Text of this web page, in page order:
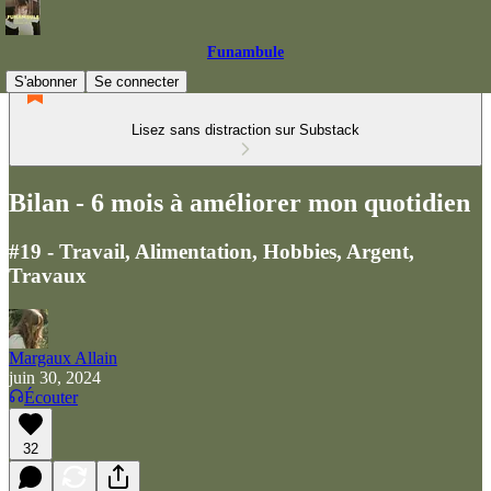
Funambule
S'abonner
Se connecter
Lisez sans distraction sur Substack
Bilan - 6 mois à améliorer mon quotidien
#19 - Travail, Alimentation, Hobbies, Argent,
Travaux
Margaux Allain
juin 30, 2024
Écouter
32